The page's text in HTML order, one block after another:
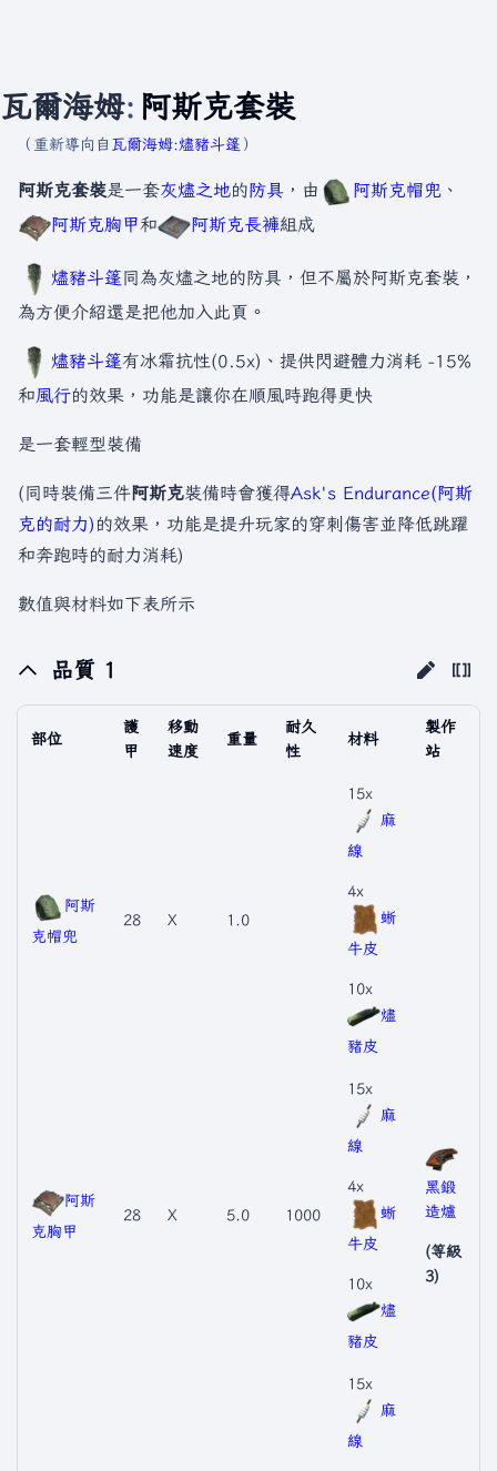
瓦爾海姆: 阿斯克套裝
（重新導向自 瓦爾海姆:燼豬斗篷 ）
阿斯克套裝是一套灰燼之地的防具 ，由 阿斯克帽兜 、
阿斯克胸甲和 阿斯克長褲組成
燼豬斗篷同為灰燼之地的防具，但不屬於阿斯克套裝，
為方便介紹還是把他加入此頁。
燼豬斗篷有冰霜抗性(0.5x)、提供閃避體力消耗 -15%
和風行的效果，功能是讓你在順風時跑得更快
是一套輕型裝備
(同時裝備三件阿斯克裝備時會獲得Ask's Endurance(阿斯
克的耐力) 的效果，功能是提升玩家的穿刺傷害並降低跳躍
和奔跑時的耐力消耗)
數值與材料如下表所示
品質 1
部位
護
甲
移動
速度
重量
耐久
性
材料
製作
站
阿斯
克帽兜
28 X 1.0
1000
15x
麻
線
4x
蜥
牛皮
10x
燼
豬皮
黑鍛
造爐
(等級
3)
阿斯
克胸甲
28 X 5.0
15x
麻
線
4x
蜥
牛皮
10x
燼
豬皮
15x
麻
線